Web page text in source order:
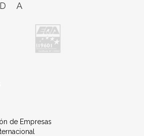
de Empresas